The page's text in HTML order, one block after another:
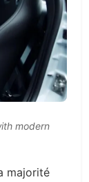
modern
majorité